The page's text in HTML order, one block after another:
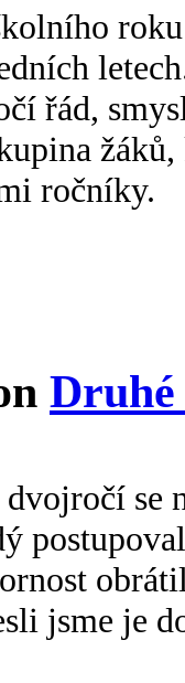
řád,
ročníky.
Druhé
se
jsme je